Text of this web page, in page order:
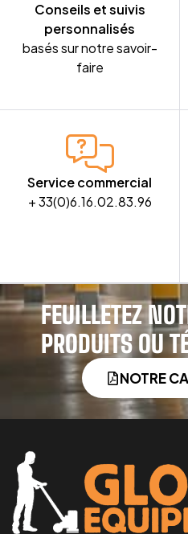
Conseils et suivis
personnalisés
basés sur notre savoir-
faire
Service commercial
+ 33(0)6.16.02.83.96
FEUILLETEZ
PRODUITS OU
NOTRE